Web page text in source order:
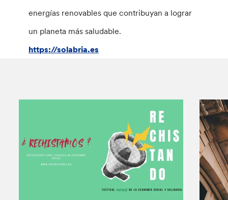
energías renovables que contribuyan a lograr
un planeta más saludable.
https://solabria.es